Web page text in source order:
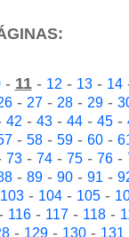
- 11- 12- 13- 14
- 27- 28- 29-
42- 43- 44- 45-
- 58- 59- 60-
73- 74- 75- 76-
- 89- 90- 91-
103- 104- 105-
116- 117- 118-
- 129- 130- 131